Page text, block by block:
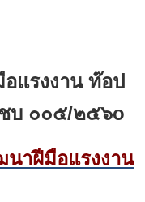
แรงงาน ท๊อป
บ ๐๐๕/๒๕๖o
าฝีมือแรงงาน